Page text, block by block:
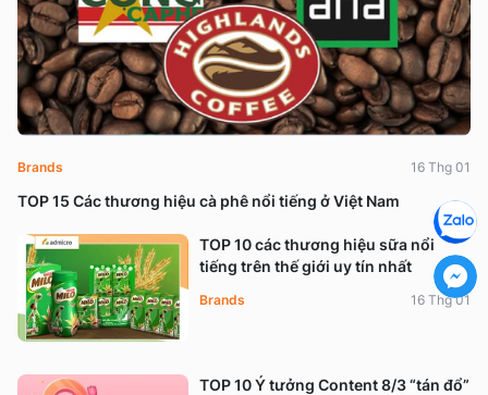
TOP 15 Các thương hiệu cà phê nổi tiếng ở Việt Nam
Brands 16 Thg 01
TOP 10 các thương hiệu sữa nổi
tiếng trên thế giới uy tín nhất
Brands 16 Thg 01
TOP 10 Ý tưởng Content 8/3 “tán đổ”